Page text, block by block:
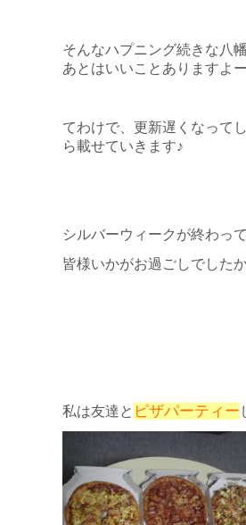
そんなハプニング続きな八
あとはいいことありますよ
てわけで、更新遅くなって
ら載せていきます♪
シルバーウィークが終わっ
皆様いかがお過ごしでした
私は友達と ピザパーティー